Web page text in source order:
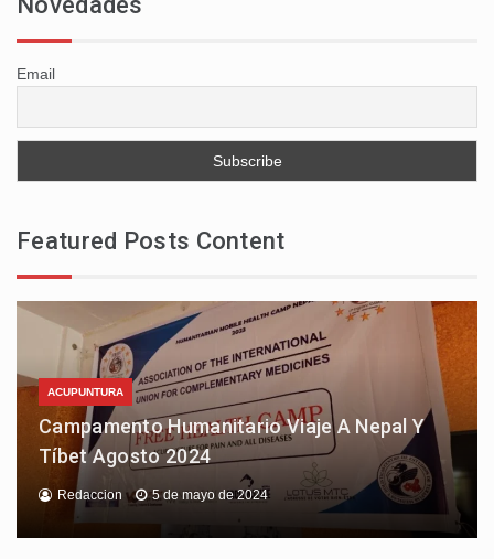
Email
Featured Posts Content
ACUPUNTURA
Campamento Humanitario Viaje A Nepal Y
Tíbet Agosto 2024
Redaccion 5 de mayo de 2024